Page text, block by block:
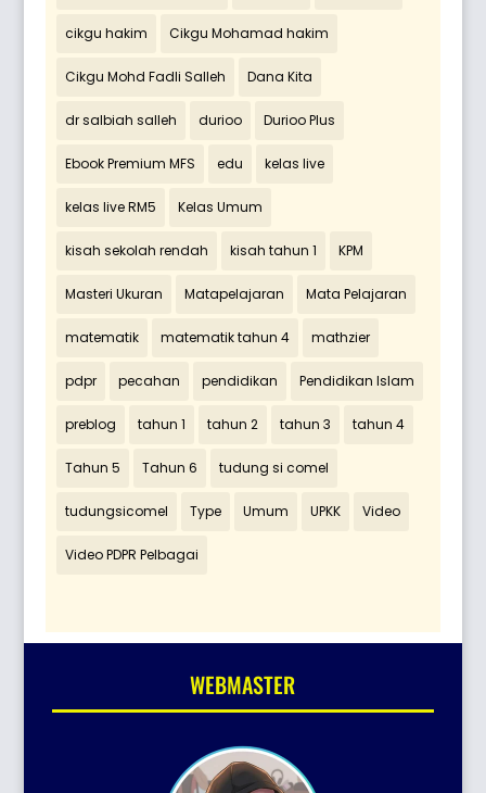
cikgu hakim Cikgu Mohamad hakim
Cikgu Mohd Fadli Salleh Dana Kita
dr salbiah salleh durioo Durioo Plus
Ebook Premium MFS edu kelas live
kelas live RM5 Kelas Umum
kisah sekolah rendah kisah tahun 1 KPM
Masteri Ukuran Matapelajaran Mata Pelajaran
matematik matematik tahun 4 mathzier
pdpr pecahan pendidikan Pendidikan Islam
preblog tahun 1 tahun 2 tahun 3 tahun 4
Tahun 5 Tahun 6 tudung si comel
tudungsicomel Type Umum UPKK Video
Video PDPR Pelbagai
WEBMASTER